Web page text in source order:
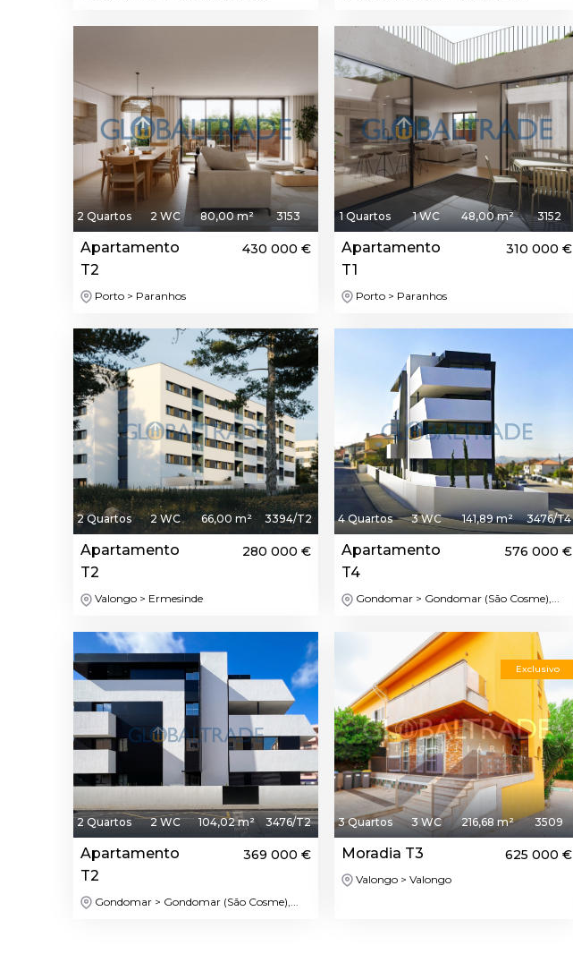
2 Quartos 2 WC 80,00 m² 3153
Apartamento
T2
430 000 €
Porto > Paranhos
Destaque
1 Quartos 1 WC 48,00 m² 3152
Apartamento
T1
310 000 €
Porto > Paranhos
Destaque
2 Quartos 2 WC 66,00 m² 3394/T2
Apartamento
T2
280 000 €
Valongo > Ermesinde
4 Quartos 3 WC 141,89 m² 3476/T4
Apartamento
T4
576 000 €
Gondomar > Gondomar (São Cosme),...
2 Quartos 2 WC 104,02 m² 3476/T2
Apartamento
T2
369 000 €
Gondomar > Gondomar (São Cosme),...
Destaque
Exclusivo
3 Quartos 3 WC 216,68 m² 3509
Moradia T3 625 000 €
Valongo > Valongo